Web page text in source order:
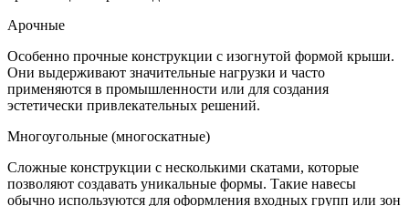
Арочные
Особенно прочные конструкции с изогнутой формой крыши.
Они выдерживают значительные нагрузки и часто
применяются в промышленности или для создания
эстетически привлекательных решений.
Многоугольные (многоскатные)
Сложные конструкции с несколькими скатами, которые
позволяют создавать уникальные формы. Такие навесы
обычно используются для оформления входных групп или зон